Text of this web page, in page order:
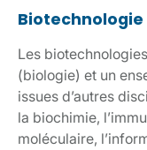
Biotechnologie
Les
(biologie) et un
issues d’autres
la biochimie,
moléculaire,